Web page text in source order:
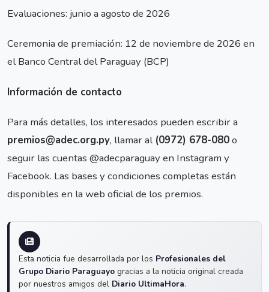
Evaluaciones: junio a agosto de 2026
Ceremonia de premiación: 12 de noviembre de 2026 en
el Banco Central del Paraguay (BCP)
Información de contacto
Para más detalles, los interesados pueden escribir a
premios@adec.org.py, llamar al (0972) 678-080o
seguir las cuentas @adecparaguay en Instagram y
Facebook. Las bases y condiciones completas están
disponibles en la web oficial de los premios.
Esta noticia fue desarrollada por los Profesionales del
Grupo Diario Paraguayo gracias a la noticia original creada
por nuestros amigos del Diario UltimaHora.